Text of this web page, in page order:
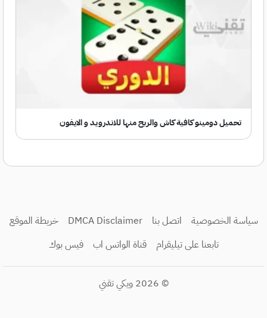
تحميل دومينو كافية كاش والربح منها للاندرويد و الايفون
سياسة الخصوصية اتصل بنا DMCA Disclaimer
خريطة الموقع
تابعنا على تيليقرام
قناة الواتس اب فيس بوك
© 2026 ويكي تقني